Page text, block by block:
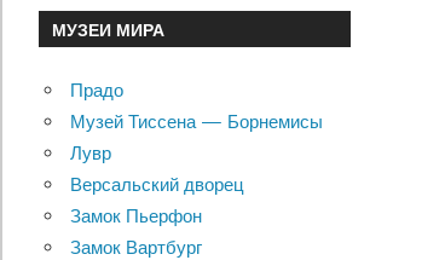
МУЗЕИ МИРА
Прадо
Музей Тиссена — Борнемисы
Лувр
Версальский дворец
Замок Пьерфон
Замок Вартбург